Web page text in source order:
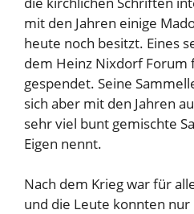
mit den Jahren einige
heute noch besitzt. Eines
dem Heinz Nixdorf Forum
gespendet. Seine
sich aber mit den Jahren
sehr viel bunt gemischte
Eigen nennt.
Nach dem Krieg war für
und die Leute konnten nur